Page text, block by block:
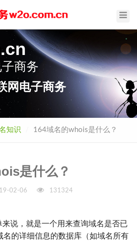
商务
网电子商务
知识 164域名的whois是什么？
是什么？
02-06 131324
说，就是一个用来查询域名是否已
名的详细信息的数据库（如域名所有